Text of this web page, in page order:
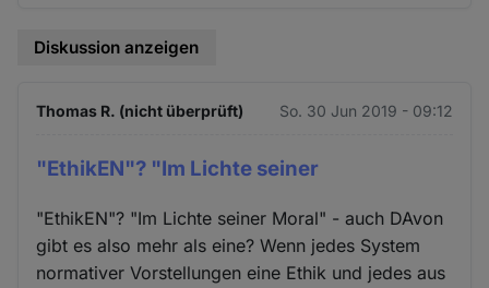
Diskussion anzeigen
Thomas R. (nicht überprüft) So. 30 Jun 2019 - 09:12
"EthikEN"? "Im Lichte seiner
"EthikEN"? "Im Lichte seiner Moral" - auch DAvon
gibt es also mehr als eine? Wenn jedes System
normativer Vorstellungen eine Ethik und jedes aus